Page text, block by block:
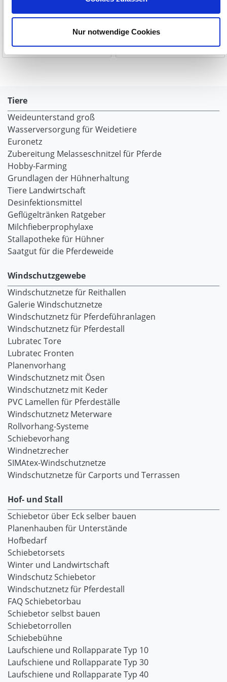
Nur notwendige Cookies
17,90 € 62,90 €
Tiere
Weideunterstand groß
Wasserversorgung für Weidetiere
Euronetz
Zubereitung Melasseschnitzel für Pferde
Hobby-Farming
Grundlagen der Hühnerhaltung
Tiere Landwirtschaft
Desinfektionsmittel
Geflügeltränken Ratgeber
Milchfieberprophylaxe
Stallapotheke für Hühner
Saatgut für die Pferdeweide
Windschutzgewebe
Windschutznetze für Reithallen
Galerie Windschutznetze
Windschutznetz für Pferdeführanlagen
Windschutznetz für Pferdestall
Lubratec Tore
Lubratec Fronten
Planenvorhang
Windschutznetz mit Ösen
Windschutznetz mit Keder
PVC Lamellen für Pferdeställe
Windschutznetz Meterware
Rollvorhang-Systeme
Schiebevorhang
Windnetzrecher
SIMAtex-Windschutznetze
Windschutznetze für Carports und Terrassen
Hof- und Stall
Schiebetor über Eck selber bauen
Planenhauben für Unterstände
Hofbedarf
Schiebetorsets
Winter und Landwirtschaft
Windschutz Schiebetor
Windschutznetz für Pferdestall
FAQ Schiebetorbau
Schiebetor selbst bauen
Schiebetorrollen
Schiebebühne
Laufschiene und Rollapparate Typ 10
Laufschiene und Rollapparate Typ 30
Laufschiene und Rollapparate Typ 40